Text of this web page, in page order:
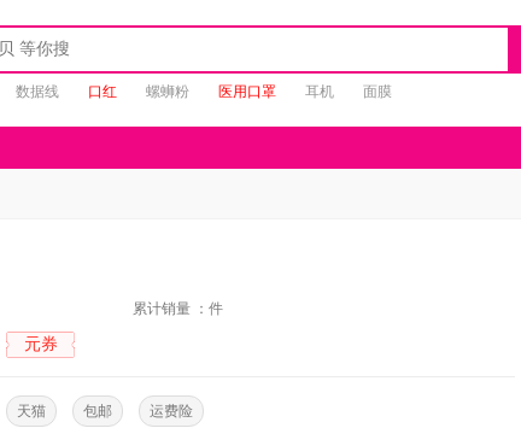
数据线 口红 螺蛳粉 医用口罩 耳机 面膜
累计销量 ： 件
元券
天猫 包邮 运费险